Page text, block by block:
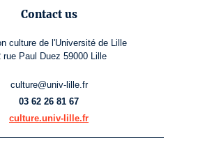
Contact us
culture de l'Université de Lille
rue Paul Duez 59000 Lille
culture@univ-lille.fr
03 62 26 81 67
culture.univ-lille.fr